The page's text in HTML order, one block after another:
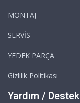
MONTAJ
SERVİS
YEDEK PARÇA
Gizlilik Politikası
Yardım / Destek